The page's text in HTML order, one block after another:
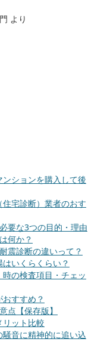
より
ンションを購入して後
住宅診断）業者のおす
要な3つの目的・理由
何か？
震診断の違いって？
いくらくらい？
の検査項目・チェッ
すすめ？
点【保存版】
ット比較
音に精神的に追い込